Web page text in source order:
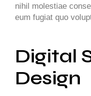
nihil molestiae
eum fugiat quo
Digital
Design